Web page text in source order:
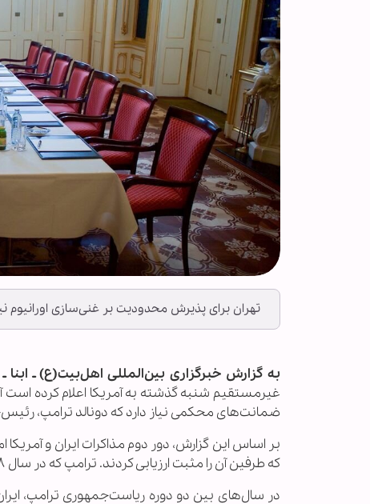
تهران برای پذیرش محدودیت بر غنی‌سازی اورانیوم
به گزارش خبرگزاری بین‌المللی اهل‌بیت(ع) ـ ابنا ـ
غیرمستقیم شنبه گذشته به آمریکا اعلام کرده است
ضمانت‌های محکمی نیاز دارد که دونالد ترامپ،
بر اساس این گزارش، دور دوم مذاکرات ایران و
که طرفین آن را مثبت ارزیابی کردند. ترامپ که در سال ۲۰۱۸ و در دوران ریاست‌جمهوری خود از توافق هسته‌ای ۲۰۱۵ ایران خارج شد.